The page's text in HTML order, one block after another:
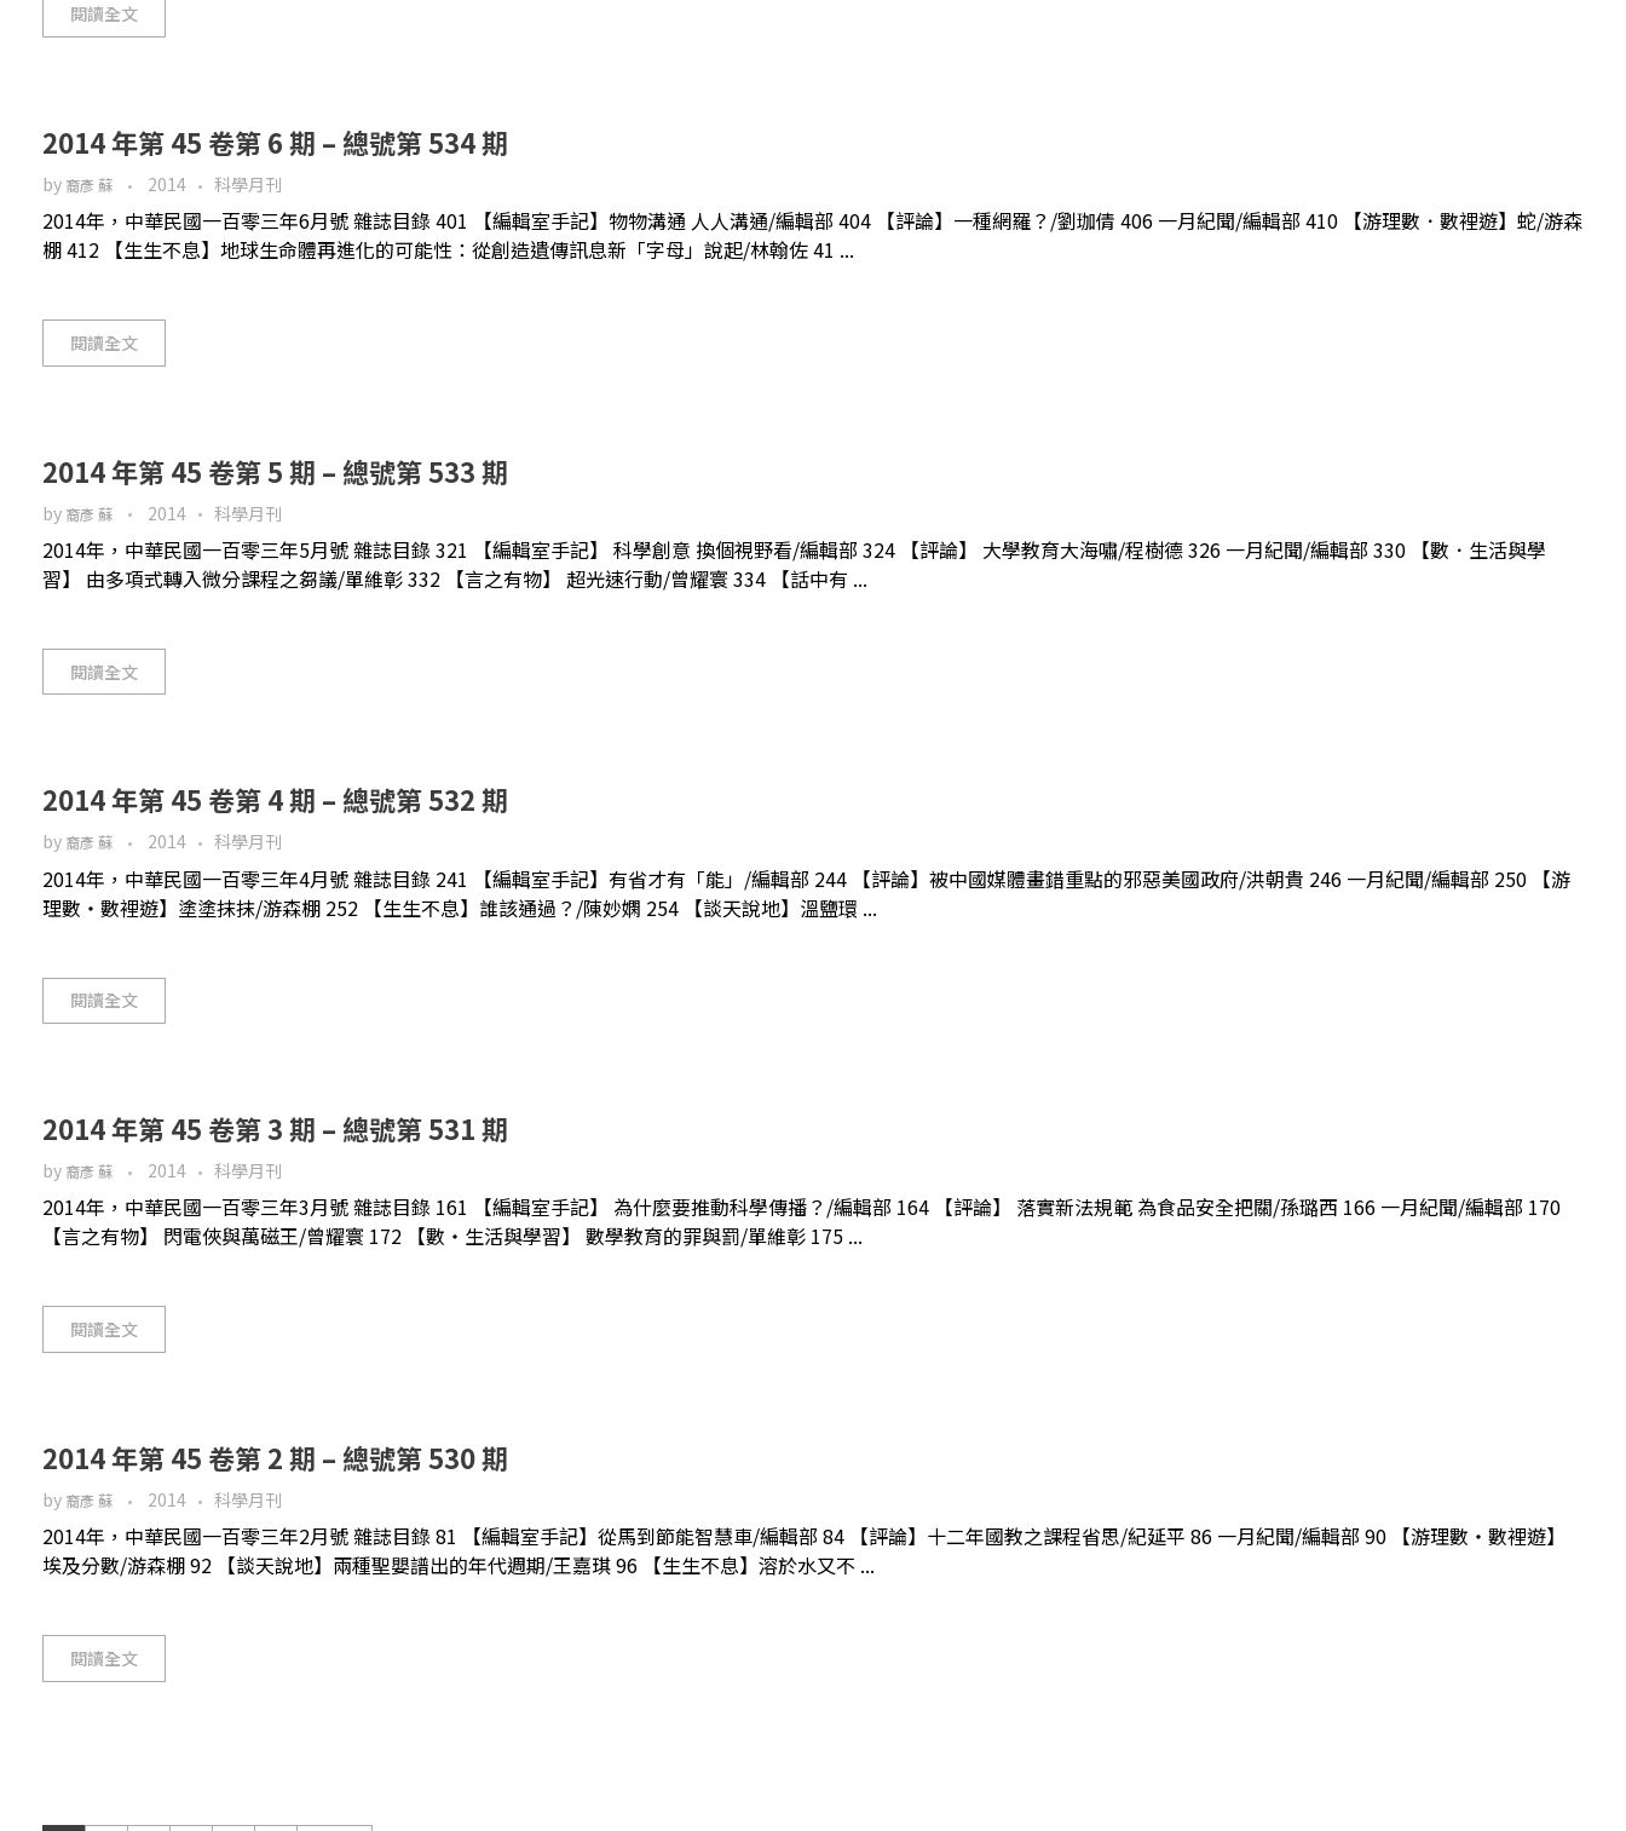
閱讀全文
2014 年第 45 卷第 6 期 – 總號第 534 期
by 裔彥 蘇 2014 科學月刊
2014年，中華民國一百零三年6月號 雜誌目錄 401 【編輯室手記】物物溝通 人人溝通/編輯部 404 【評論】一種網羅？/劉珈倩 406 一月紀聞/編輯部 410 【游理數．數裡遊】蛇/游森
棚 412 【生生不息】地球生命體再進化的可能性：從創造遺傳訊息新「字母」說起/林翰佐 41 ...
閱讀全文
2014 年第 45 卷第 5 期 – 總號第 533 期
by 裔彥 蘇 2014 科學月刊
2014年，中華民國一百零三年5月號 雜誌目錄 321 【編輯室手記】 科學創意 換個視野看/編輯部 324 【評論】 大學教育大海嘯/程樹德 326 一月紀聞/編輯部 330 【數．生活與學
習】 由多項式轉入微分課程之芻議/單維彰 332 【言之有物】 超光速行動/曾耀寰 334 【話中有 ...
閱讀全文
2014 年第 45 卷第 4 期 – 總號第 532 期
by 裔彥 蘇 2014 科學月刊
2014年，中華民國一百零三年4月號 雜誌目錄 241 【編輯室手記】有省才有「能」/編輯部 244 【評論】被中國媒體畫錯重點的邪惡美國政府/洪朝貴 246 一月紀聞/編輯部 250 【游
理數‧數裡遊】塗塗抹抹/游森棚 252 【生生不息】誰該通過？/陳妙嫻 254 【談天說地】溫鹽環 ...
閱讀全文
2014 年第 45 卷第 3 期 – 總號第 531 期
by 裔彥 蘇 2014 科學月刊
2014年，中華民國一百零三年3月號 雜誌目錄 161 【編輯室手記】 為什麼要推動科學傳播？/編輯部 164 【評論】 落實新法規範 為食品安全把關/孫璐西 166 一月紀聞/編輯部 170
【言之有物】 閃電俠與萬磁王/曾耀寰 172 【數‧生活與學習】 數學教育的罪與罰/單維彰 175 ...
閱讀全文
2014 年第 45 卷第 2 期 – 總號第 530 期
by 裔彥 蘇 2014 科學月刊
2014年，中華民國一百零三年2月號 雜誌目錄 81 【編輯室手記】從馬到節能智慧車/編輯部 84 【評論】十二年國教之課程省思/紀延平 86 一月紀聞/編輯部 90 【游理數‧數裡遊】
埃及分數/游森棚 92 【談天說地】兩種聖嬰譜出的年代週期/王嘉琪 96 【生生不息】溶於水又不 ...
閱讀全文